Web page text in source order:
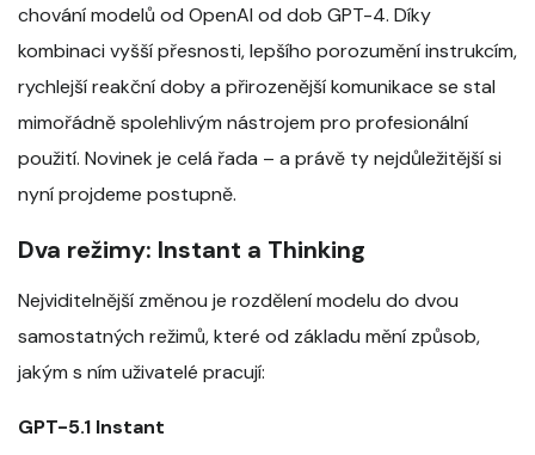
chování modelů od OpenAI od dob GPT-4. Díky
kombinaci vyšší přesnosti, lepšího porozumění instrukcím,
rychlejší reakční doby a přirozenější komunikace se stal
mimořádně spolehlivým nástrojem pro profesionální
použití. Novinek je celá řada – a právě ty nejdůležitější si
nyní projdeme postupně.
Dva režimy: Instant a Thinking
Nejviditelnější změnou je rozdělení modelu do dvou
samostatných režimů, které od základu mění způsob,
jakým s ním uživatelé pracují:
GPT-5.1 Instant